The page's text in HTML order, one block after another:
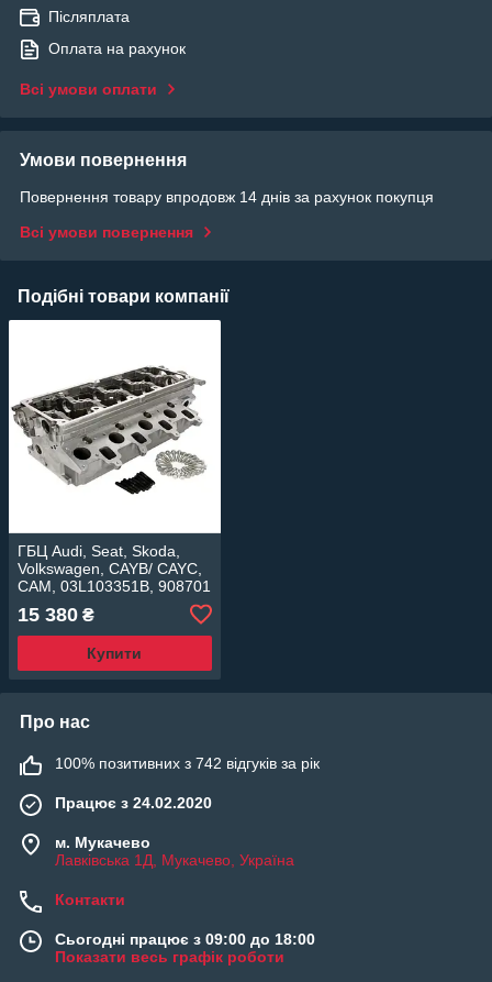
Післяплата
Оплата на рахунок
Всі умови оплати
Умови повернення
Повернення товару впродовж 14 днів за рахунок покупця
Всі умови повернення
Подібні товари компанії
ГБЦ Audi, Seat, Skoda,
Volkswagen, CAYB/ CAYC,
CAM, 03L103351B, 908701
15 380 ₴
Купити
Про нас
100% позитивних з 742 відгуків за рік
Працює з 24.02.2020
м. Мукачево
Лавківська 1Д, Мукачево, Україна
Контакти
Сьогодні працює з 09:00 до 18:00
Показати весь графік роботи